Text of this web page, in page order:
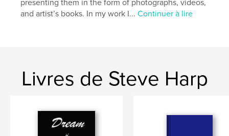
presenting them in the form of photographs, videos,
and artist’s books. In my work I...Continuer à lire
Livres de Steve Harp